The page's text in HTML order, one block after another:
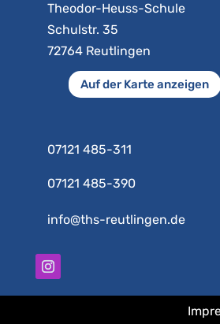
Theodor-Heuss-Schule
Schulstr. 35
72764 Reutlingen
Auf der Karte anzeigen
07121 485-311
07121 485-390
info@ths-reutlingen.de